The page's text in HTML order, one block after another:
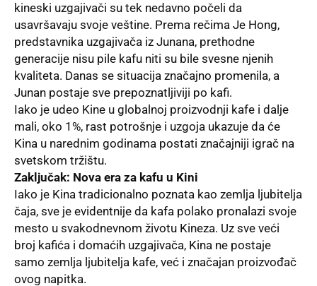
kineski uzgajivači su tek nedavno počeli da
usavršavaju svoje veštine. Prema rečima Je Hong,
predstavnika uzgajivača iz Junana, prethodne
generacije nisu pile kafu niti su bile svesne njenih
kvaliteta. Danas se situacija značajno promenila, a
Junan postaje sve prepoznatljiviji po kafi.
Iako je udeo Kine u globalnoj proizvodnji kafe i dalje
mali, oko 1%, rast potrošnje i uzgoja ukazuje da će
Kina u narednim godinama postati značajniji igrač na
svetskom tržištu.
Zaključak: Nova era za kafu u Kini
Iako je Kina tradicionalno poznata kao zemlja ljubitelja
čaja, sve je evidentnije da kafa polako pronalazi svoje
mesto u svakodnevnom životu Kineza. Uz sve veći
broj kafića i domaćih uzgajivača, Kina ne postaje
samo zemlja ljubitelja kafe, već i značajan proizvođač
ovog napitka.